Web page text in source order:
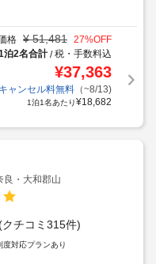
格 ¥ 51,481 27%OFF
泊2名合計/税・手数料込
¥37,363
キャンセル料無料（~8/13)
1泊1名あたり¥18,682
良・大和郡山
クチコミ315件)
度対応プランあり